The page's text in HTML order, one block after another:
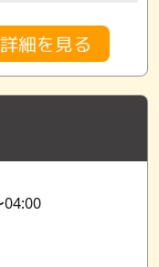
細を見る
04:00